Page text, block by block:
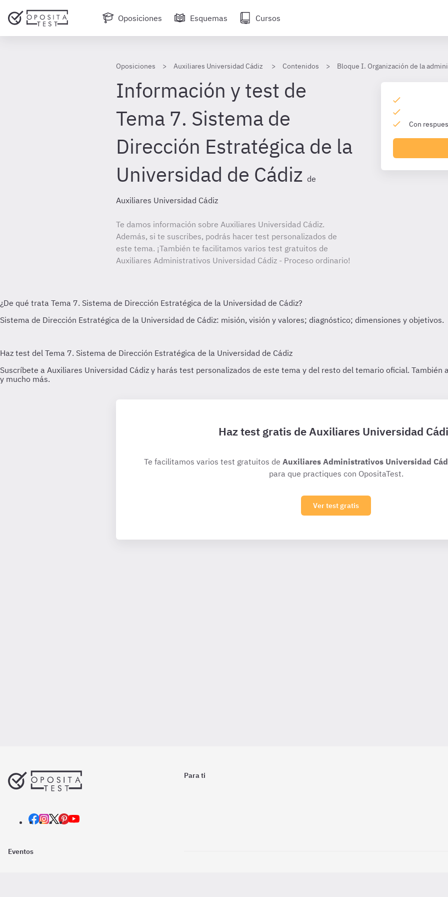
Oposiciones Esquemas Cursos
Oposiciones Auxiliares Universidad Cádiz Contenidos Bloque I. Organización de la
Información y test de
Tema 7. Sistema de
Dirección Estratégica de la
Universidad de Cádiz de
Auxiliares Universidad Cádiz
Te damos información sobre Auxiliares Universidad Cádiz.
Además, si te suscribes, podrás hacer test personalizados de
este tema. ¡También te facilitamos varios test gratuitos de
Auxiliares Administrativos Universidad Cádiz - Proceso ordinario!
Con
Haz test gratis de Auxiliares Universidad
Te facilitamos varios test gratuitos de Auxiliares Administrativos Universidad
para que practiques con OpositaTest.
Ver test gratis
Para ti
Eventos